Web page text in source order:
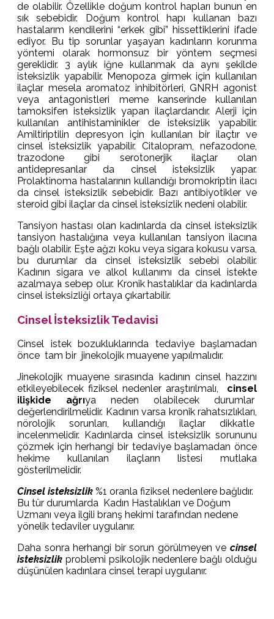
de olabilir. Özellikle doğum kontrol hapları bunun en
sık sebebidir. Doğum kontrol hapı kullanan bazı
hastalarım kendilerini “erkek gibi” hissettiklerini ifade
ediyor. Bu tip sorunlar yaşayan kadınların korunma
yöntemi olarak hormonsuz bir yöntem seçmesi
gereklidir. 3 aylık iğne kullanmak da aynı şekilde
isteksizlik yapabilir. Menopoza girmek için kullanılan
ilaçlar mesela aromatoz inhibitörleri, GNRH agonist
veya antagonistleri meme kanserinde kullanılan
tamoksifen isteksizlik yapan ilaçlardandır. Alerji için
kullanılan antihistaminikler de isteksizlik yapabilir.
Amiltiriptilin depresyon için kullanılan bir ilaçtır ve
cinsel isteksizlik yapabilir. Citalopram, nefazodone,
trazodone gibi serotonerjik ilaçlar olan
antidepresanlar da cinsel isteksizlik yapar.
Prolaktinoma hastalarının kullandığı bromokriptin ilacı
da cinsel isteksizlik sebebidir. Bazı antibiyotikler ve
steroid gibi ilaçlar da cinsel isteksizlik nedeni olabilir.
Tansiyon hastası olan kadınlarda da cinsel isteksizlik
tansiyon hastalığına veya kullanılan tansiyon ilacına
bağlı olabilir. Eşte ağzı koku veya sigara kokusu varsa,
bu durumlar da cinsel isteksizlik sebebi olabilir.
Kadının sigara ve alkol kullanımı da cinsel istekte
azalmaya sebep olur. Kronik hastalıklar da kadınlarda
cinsel isteksizliği ortaya çıkartabilir.
Cinsel İsteksizlik Tedavisi
Cinsel istek bozukluklarında tedaviye başlamadan
önce tam bir jinekolojik muayene yapılmalıdır.
Jinekolojik muayene sırasında kadının cinsel hazzını
etkileyebilecek fiziksel nedenler araştırılmalı, cinsel
ilişkide ağrıya neden olabilecek durumlar
değerlendirilmelidir. Kadının varsa kronik rahatsızlıkları,
nörolojik sorunları, kullandığı ilaçlar dikkatle
incelenmelidir. Kadınlarda cinsel isteksizlik sorununu
çözmek için herhangi bir tedaviye başlamadan önce
hekime kullanılan ilaçların listesi mutlaka
gösterilmelidir.
Cinsel isteksizlik %1 oranla fiziksel nedenlere bağlıdır.
Bu tür durumlarda Kadın Hastalıkları ve Doğum
Uzmanı veya ilgili branş hekimi tarafından nedene
yönelik tedaviler uygulanır.
Daha sonra herhangi bir sorun görülmeyen ve cinsel
isteksizlik problemi psikolojik nedenlere bağlı olduğu
düşünülen kadınlara cinsel terapi uygulanır.